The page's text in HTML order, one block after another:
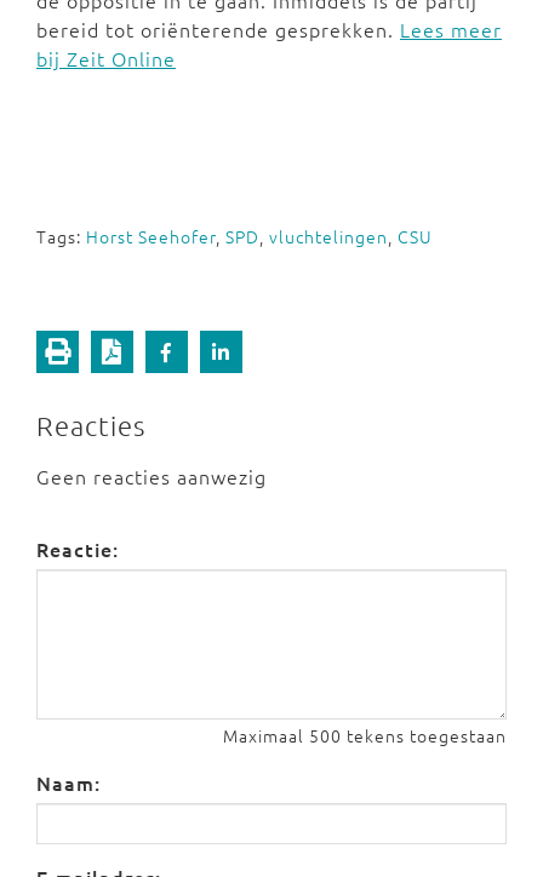
bereid tot oriënterende gesprekken. Lees meer
bij Zeit Online
Tags: Horst Seehofer, SPD, vluchtelingen, CSU
Reacties
Geen reacties aanwezig
Reactie:
Maximaal 500 tekens toegestaan
Naam: